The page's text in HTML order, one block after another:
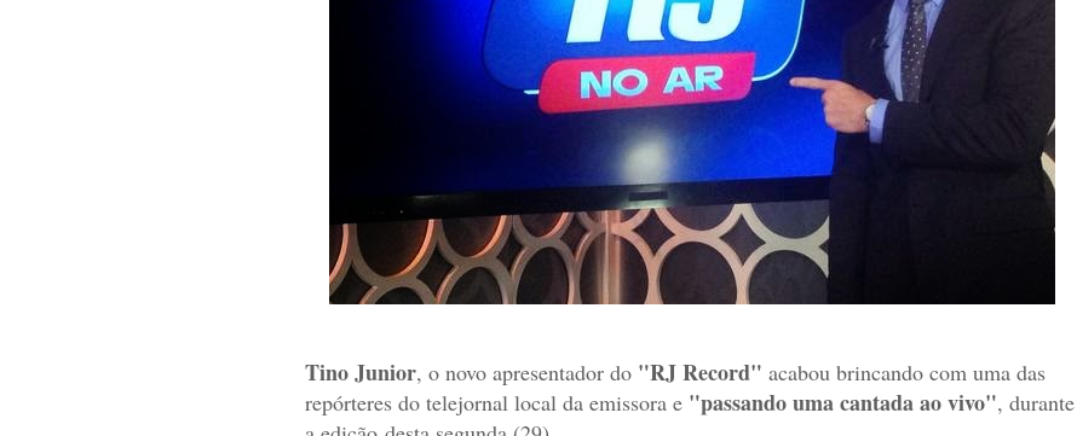
Tino Junior, o novo apresentador do "RJ Record" acabou brincando com uma das
repórteres do telejornal local da emissora e "passando uma cantada ao vivo", durante